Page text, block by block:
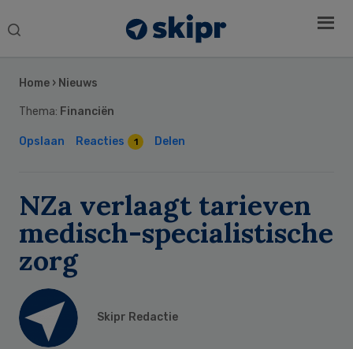
Search
Home › Nieuws
Thema: Financiën
Opslaan Reacties 1 Delen
NZa verlaagt tarieven
medisch-specialistische
zorg
Skipr Redactie
Sidebar